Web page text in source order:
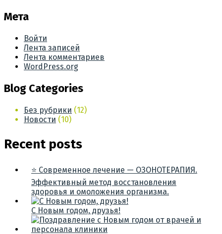
Мета
Войти
Лента записей
Лента комментариев
WordPress.org
Blog Categories
Без рубрики (12)
Новости (10)
Recent posts
⭐ Современное лечение — ОЗОНОТЕРАПИЯ.
Эффективный метод восстановления
здоровья и омоложения организма.
С Новым годом, друзья!